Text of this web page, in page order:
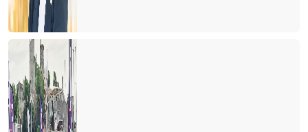
KiEV GASTRONOMi TURU
KUMARHANELER iSTEM DIŞI KAPATILMIŞ…
CEK GENDiNi GENDiNE BAS BASAN...! (KIBRIS)
TURİZM İYİ GİDERSE, YERLİ TURİST AÇIKTA KALIR. TURİZM
KÖTÜ GİDERSE, TÜRK TURİST BAYRAM EDER.
ARKADAŞLAR, HAZIR MISINIZ?